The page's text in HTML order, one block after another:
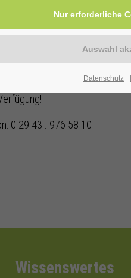
0 29 43 . 976 58 10
Wissenswertes
Datenschutz